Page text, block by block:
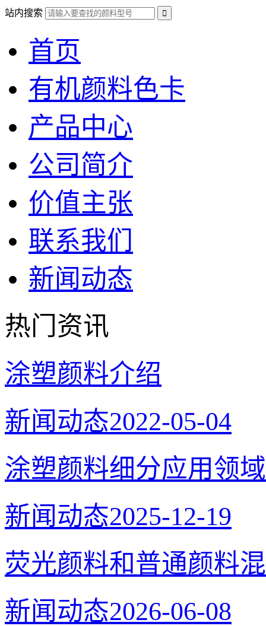
站内搜索
首页
有机颜料色卡
产品中心
公司简介
价值主张
联系我们
新闻动态
热门资讯
涂塑颜料介绍
新闻动态2022-05-04
涂塑颜料细分应用领域
新闻动态2025-12-19
荧光颜料和普通颜料
新闻动态2026-06-08